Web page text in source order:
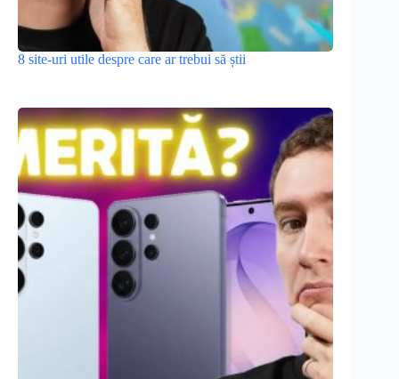
8 site-uri utile despre care ar trebui să știi